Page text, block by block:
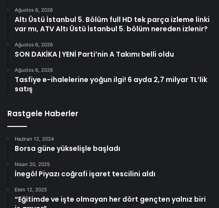
Ağustos 6, 2026
Altı Üstü İstanbul 5. Bölüm full HD tek parça izleme linki
var mı, ATV Altı Üstü İstanbul 5. bölüm nereden izlenir?
Ağustos 6, 2026
SON DAKİKA | YENİ Parti’nin A Takımı belli oldu
Ağustos 6, 2026
Tasfiye e-ihalelerine yoğun ilgi! 6 ayda 2,7 milyar TL’lik
satış
Rastgele Haberler
Haziran 12, 2024
Borsa güne yükselişle başladı
Nisan 20, 2025
İnegöl Piyazı coğrafi işaret tescilini aldı
Ekim 12, 2025
“Eğitimde ve işte olmayan her dört gençten yalnız biri